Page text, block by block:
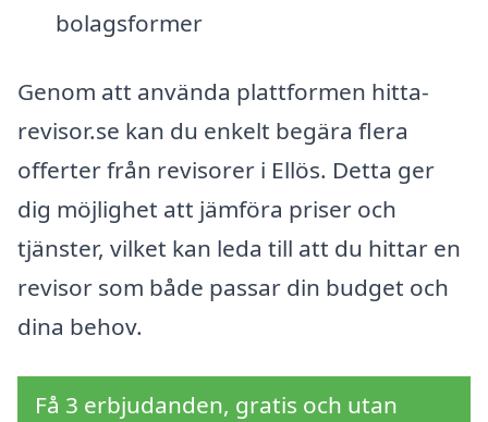
bolagsformer
Genom att använda plattformen hitta-
revisor.se kan du enkelt begära flera
offerter från revisorer i Ellös. Detta ger
dig möjlighet att jämföra priser och
tjänster, vilket kan leda till att du hittar en
revisor som både passar din budget och
dina behov.
Få 3 erbjudanden, gratis och utan